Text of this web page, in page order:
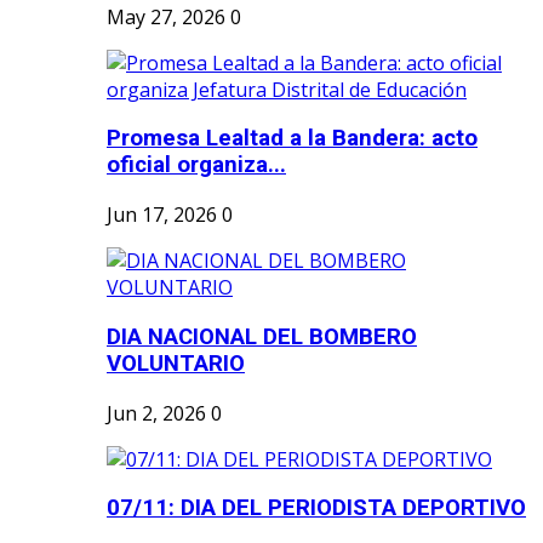
May 27, 2026 0
Promesa Lealtad a la Bandera: acto
oficial organiza...
Jun 17, 2026 0
DIA NACIONAL DEL BOMBERO
VOLUNTARIO
Jun 2, 2026 0
07/11: DIA DEL PERIODISTA DEPORTIVO